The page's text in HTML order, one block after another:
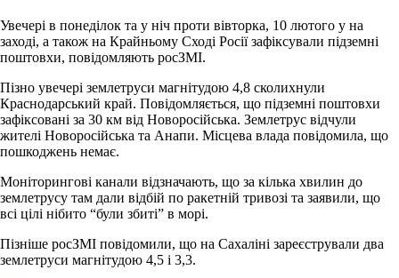
Увечері в понеділок та у ніч проти вівторка, 10 лютого у на
заході, а також на Крайньому Сході Росії зафіксували підземні
поштовхи, повідомляють росЗМІ.
Пізно увечері землетруси магнітудою 4,8 сколихнули
Краснодарський край. Повідомляється, що підземні поштовхи
зафіксовані за 30 км від Новоросійська. Землетрус відчули
жителі Новоросійська та Анапи. Місцева влада повідомила, що
пошкоджень немає.
Моніторингові канали відзначають, що за кілька хвилин до
землетрусу там дали відбій по ракетній тривозі та заявили, що
всі цілі нібито “були збиті” в морі.
Пізніше росЗМІ повідомили, що на Сахаліні зареєстрували два
землетруси магнітудою 4,5 і 3,3.